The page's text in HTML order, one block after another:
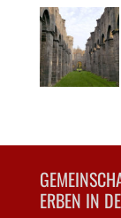
ERBEN IN